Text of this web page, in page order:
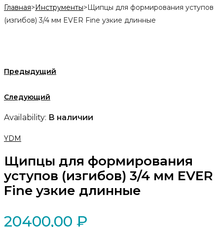
Главная> Инструменты> Щипцы для формирования уступов
(изгибов) 3/4 мм EVER Fine узкие длинные
Предыдущий
Следующий
Availability: В наличии
YDM
Щипцы для формирования
уступов (изгибов) 3/4 мм EVER
Fine узкие длинные
20400,00 ₽